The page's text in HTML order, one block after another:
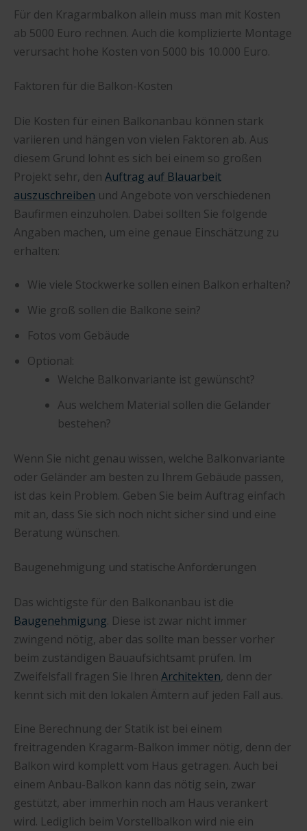
Für den Kragarmbalkon allein muss man mit Kosten
ab 5000 Euro rechnen. Auch die komplizierte Montage
verursacht hohe Kosten von 5000 bis 10.000 Euro.
Faktoren für die Balkon-Kosten
Die Kosten für einen Balkonanbau können stark
variieren und hängen von vielen Faktoren ab. Aus
diesem Grund lohnt es sich bei einem so großen
Projekt sehr, den Auftrag auf Blauarbeit
auszuschreiben und Angebote von verschiedenen
Baufirmen einzuholen. Dabei sollten Sie folgende
Angaben machen, um eine genaue Einschätzung zu
erhalten:
Wie viele Stockwerke sollen einen Balkon erhalten?
Wie groß sollen die Balkone sein?
Fotos vom Gebäude
Optional:
Welche Balkonvariante ist gewünscht?
Aus welchem Material sollen die Geländer
bestehen?
Wenn Sie nicht genau wissen, welche Balkonvariante
oder Geländer am besten zu Ihrem Gebäude passen,
ist das kein Problem. Geben Sie beim Auftrag einfach
mit an, dass Sie sich noch nicht sicher sind und eine
Beratung wünschen.
Baugenehmigung und statische Anforderungen
Das wichtigste für den Balkonanbau ist die
Baugenehmigung. Diese ist zwar nicht immer
zwingend nötig, aber das sollte man besser vorher
beim zuständigen Bauaufsichtsamt prüfen. Im
Zweifelsfall fragen Sie Ihren Architekten, denn der
kennt sich mit den lokalen Ämtern auf jeden Fall aus.
Eine Berechnung der Statik ist bei einem
freitragenden Kragarm-Balkon immer nötig, denn der
Balkon wird komplett vom Haus getragen. Auch bei
einem Anbau-Balkon kann das nötig sein, zwar
gestützt, aber immerhin noch am Haus verankert
wird. Lediglich beim Vorstellbalkon wird nie ein